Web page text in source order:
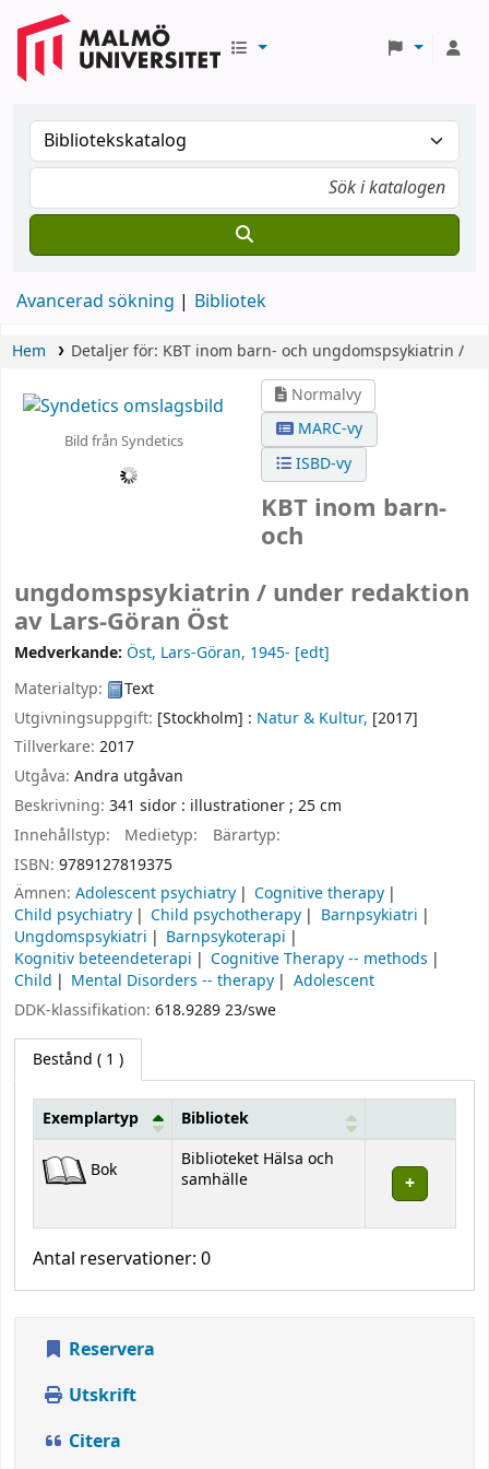
Avancerad sökning Bibliotek
Hem Detaljer för: KBT inom barn- och ungdomspsykiatrin /
Bild från Syndetics
Normalvy
MARC-vy
ISBD-vy
KBT inom barn-
och
ungdomspsykiatrin / under redaktion
av Lars-Göran Öst
Medverkande: Öst, Lars-Göran, 1945- [edt]
Materialtyp:
Text
Utgivningsuppgift: [Stockholm] : Natur & Kultur, [2017]
Tillverkare: 2017
Utgåva: Andra utgåvan
Beskrivning: 341 sidor : illustrationer ; 25 cm
Innehållstyp:
Medietyp:
Bärartyp:
ISBN: 9789127819375
Ämnen: Adolescent psychiatry
Cognitive therapy
Child psychiatry
Child psychotherapy
Barnpsykiatri
Ungdomspsykiatri
Barnpsykoterapi
Kognitiv beteendeterapi
Cognitive Therapy -- methods
Child
Mental Disorders -- therapy
Adolescent
DDK-klassifikation: 618.9289 23/swe
Bestånd ( 1 )
Bestånd
Exemplartyp Bibliotek
Bok
Biblioteket Hälsa och
samhälle
Antal reservationer: 0
Reservera
Utskrift
Citera